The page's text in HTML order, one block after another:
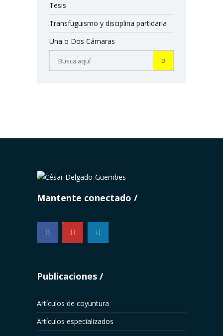
Tesis
Transfuguismo y disciplina partidaria
Una o Dos Cámaras
Mantente conectado
...
Publicaciones
Artículos de coyuntura
Artículos especializados